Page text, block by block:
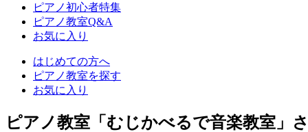
ピアノ初心者特集
ピアノ教室Q&A
お気に入り
はじめての方へ
ピアノ教室を探す
お気に入り
ピアノ教室「むじかべるで音楽教室」